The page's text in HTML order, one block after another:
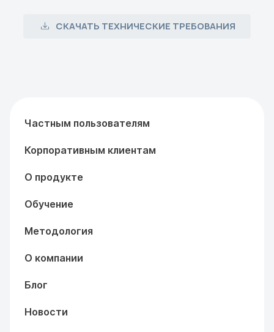
СКАЧАТЬ ТЕХНИЧЕСКИЕ ТРЕБОВАНИЯ
Частным пользователям
Корпоративным клиентам
О продукте
Обучение
Методология
О компании
Блог
Новости